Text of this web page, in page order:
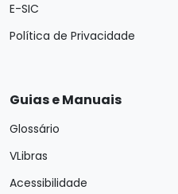
E-SIC
Política de Privacidade
Guias e Manuais
Glossário
VLibras
Acessibilidade